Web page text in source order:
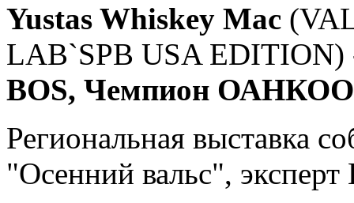
Yustas Whiskey Mac
LAB`SPB USA
BOS, Чемпион
Региональная выставка
"Осенний вальс",